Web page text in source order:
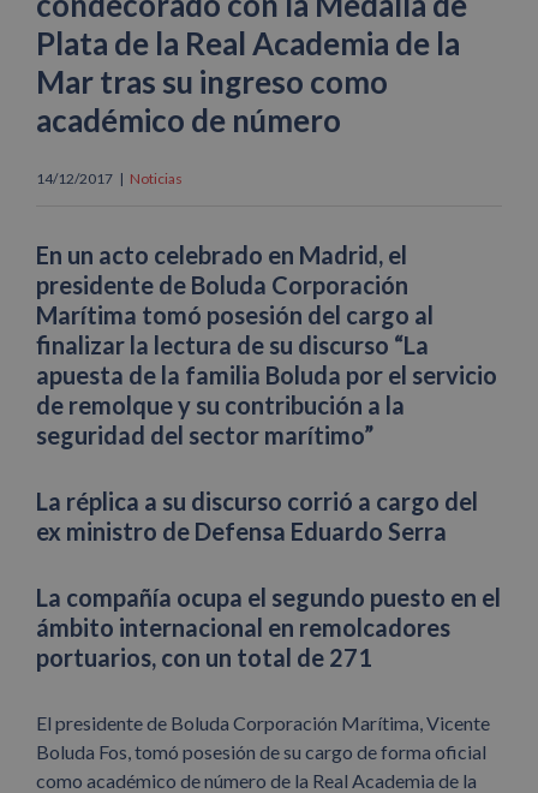
Plata de la Real Academia de la
Mar tras su ingreso como
académico de número
14/12/2017 | Noticias
En un acto celebrado en Madrid, el
presidente de Boluda Corporación
Marítima tomó posesión del cargo al
finalizar la lectura de su discurso “La
apuesta de la familia Boluda por el servicio
de remolque y su contribución a la
seguridad del sector marítimo”
La réplica a su discurso corrió a cargo del
ex ministro de Defensa Eduardo Serra
La compañía ocupa el segundo puesto en el
ámbito internacional en remolcadores
portuarios, con un total de 271
El presidente de Boluda Corporación Marítima, Vicente
Boluda Fos, tomó posesión de su cargo de forma oficial
como académico de número de la Real Academia de la